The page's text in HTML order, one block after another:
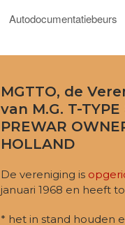
Autodocumentatiebeurs
MGTTO, de
van M.G. T-TYPE
PREWAR
HOLLAND
De vereniging is
januari 1968 en heeft
* het in stand houden